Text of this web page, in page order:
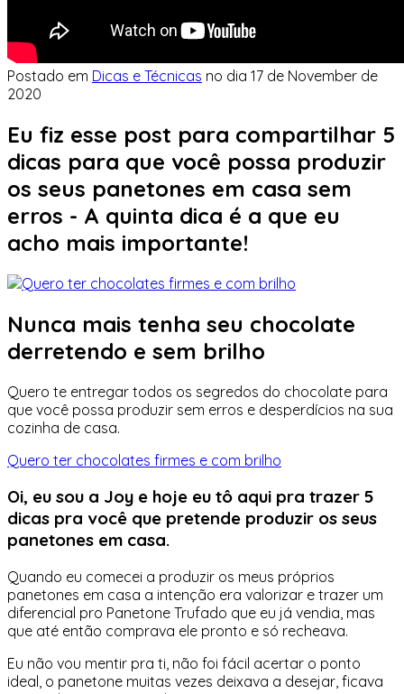
Postado em Dicas e Técnicas no dia 17 de November de
2020
Eu fiz esse post para compartilhar 5
dicas para que você possa produzir
os seus panetones em casa sem
erros - A quinta dica é a que eu
acho mais importante!
Nunca mais tenha seu chocolate
derretendo e sem brilho
Quero te entregar todos os segredos do chocolate para
que você possa produzir sem erros e desperdícios na sua
cozinha de casa.
Quero ter chocolates firmes e com brilho
Oi, eu sou a Joy e hoje eu tô aqui pra trazer 5
dicas pra você que pretende produzir os seus
panetones em casa.
Quando eu comecei a produzir os meus próprios
panetones em casa a intenção era valorizar e trazer um
diferencial pro Panetone Trufado que eu já vendia, mas
que até então comprava ele pronto e só recheava.
Eu não vou mentir pra ti, não foi fácil acertar o ponto
ideal, o panetone muitas vezes deixava a desejar, ficava